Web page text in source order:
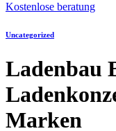
Kostenlose beratung
Uncategorized
Ladenbau
Marken